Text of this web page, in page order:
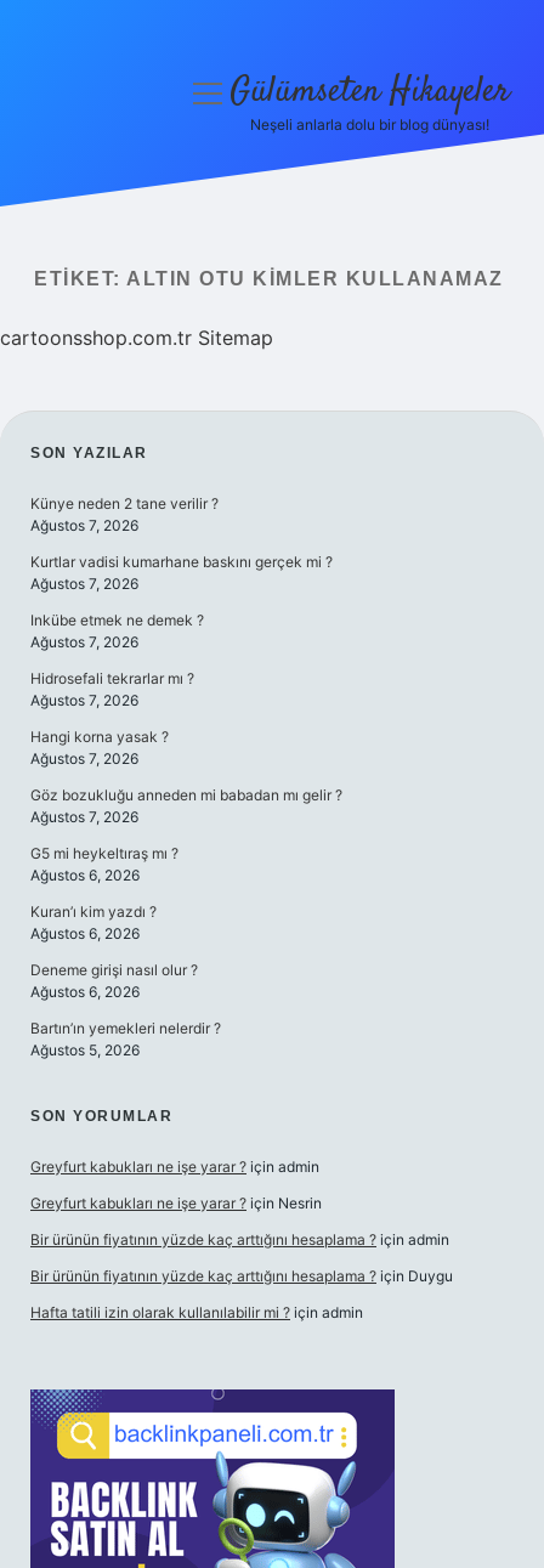
Yasal Uyarı
Hakkımızda
menüyüGülümseten Hikayeler
Neşeli anlarla dolu bir blog dünyası!
ETIKET: ALTIN OTU KIMLER KULLANAMAZ
cartoonsshop.com.tr Sitemap
SIDEBAR
SON YAZILAR
Künye neden 2 tane verilir ?
Ağustos 7, 2026
Kurtlar vadisi kumarhane baskını gerçek mi ?
Ağustos 7, 2026
Inkübe etmek ne demek ?
Ağustos 7, 2026
Hidrosefali tekrarlar mı ?
Ağustos 7, 2026
Hangi korna yasak ?
Ağustos 7, 2026
Göz bozukluğu anneden mi babadan mı gelir ?
Ağustos 7, 2026
G5 mi heykeltıraş mı ?
Ağustos 6, 2026
Kuran’ı kim yazdı ?
Ağustos 6, 2026
Deneme girişi nasıl olur ?
Ağustos 6, 2026
Bartın’ın yemekleri nelerdir ?
Ağustos 5, 2026
SON YORUMLAR
Greyfurt kabukları ne işe yarar ? için admin
Greyfurt kabukları ne işe yarar ? için Nesrin
Bir ürünün fiyatının yüzde kaç arttığını hesaplama ? için admin
Bir ürünün fiyatının yüzde kaç arttığını hesaplama ? için Duygu
Hafta tatili izin olarak kullanılabilir mi ? için admin